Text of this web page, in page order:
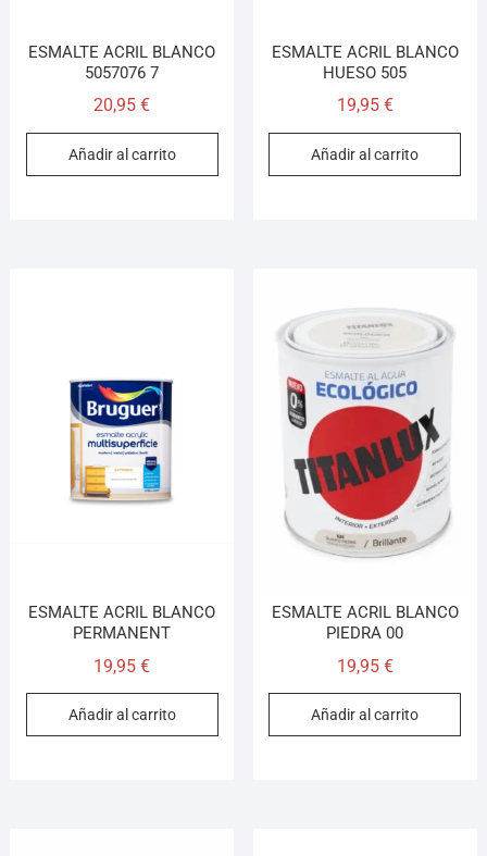
ESMALTE ACRIL BLANCO
5057076 7
20,95€
Añadir al carrito
ESMALTE ACRIL BLANCO
HUESO 505
19,95 €
Añadir al carrito
ESMALTE ACRIL BLANCO
PERMANENT
19,95€
Añadir al carrito
ESMALTE ACRIL BLANCO
PIEDRA 00
19,95 €
Añadir al carrito